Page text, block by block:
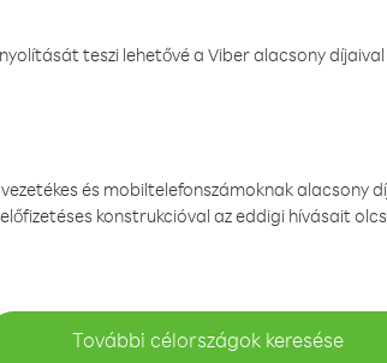
teszi lehetővé a Viber alacsony
és mobiltelefonszámoknak alacsony
konstrukcióval az eddigi hívásait
További célországok keresése